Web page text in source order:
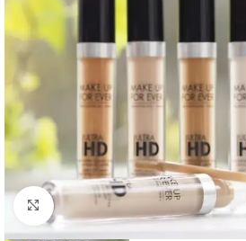
Click to enlarge